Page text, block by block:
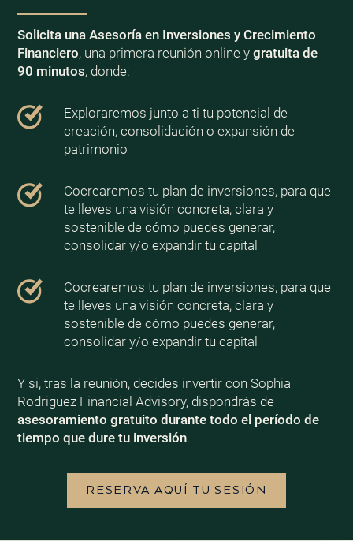
Solicita una Asesoría en Inversiones y Crecimiento
Financiero, una primera reunión online y gratuita de
90 minutos, donde:
Exploraremos junto a ti tu potencial de
creación, consolidación o expansión de
patrimonio
Cocrearemos tu plan de inversiones, para que
te lleves una visión concreta, clara y
sostenible de cómo puedes generar,
consolidar y/o expandir tu capital
Cocrearemos tu plan de inversiones, para que
te lleves una visión concreta, clara y
sostenible de cómo puedes generar,
consolidar y/o expandir tu capital
Y si, tras la reunión, decides invertir con Sophia
Rodriguez Financial Advisory, dispondrás de
asesoramiento gratuito durante todo el período de
tiempo que dure tu inversión.
RESERVA AQUÍ TU SESIÓN